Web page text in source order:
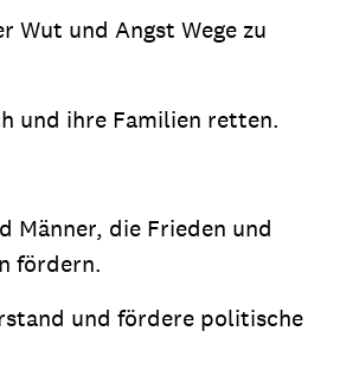
Wut und Angst Wege zu
und ihre Familien retten.
Männer, die Frieden und
fördern.
und fördere politische